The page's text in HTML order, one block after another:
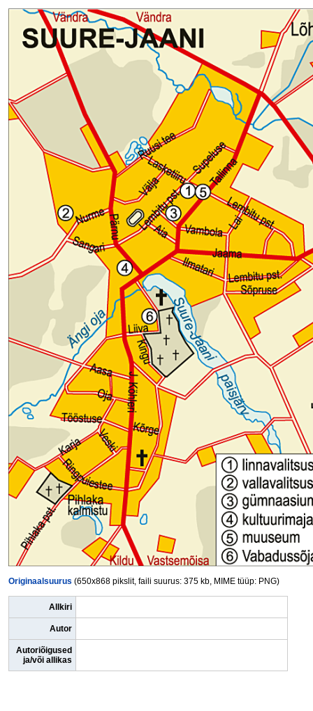
Originaalsuurus (650x868 pikslit, faili suurus: 375 kb, MIME tüüp: PNG)
Allkiri
Autor
Autoriõigused
ja/või allikas